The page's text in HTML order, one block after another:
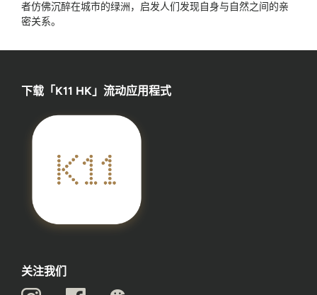
者仿佛沉醉在城市的绿洲，启发人们发现自身与自然之间的亲
密关系。
下载「K11 HK」流动应用程式
关注我们